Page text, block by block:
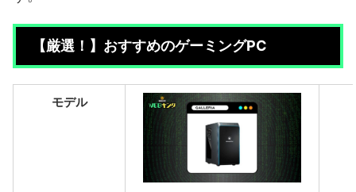
【厳選！】おすすめのゲーミングPC
モデル